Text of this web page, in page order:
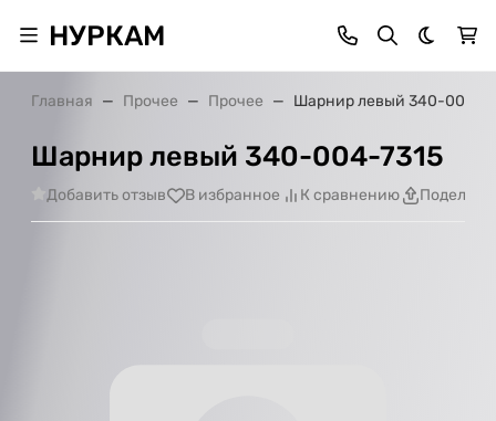
НУРКАМ Темная
Главная Прочее Прочее Шарнир левый 340-004-
Шарнир левый 340-004-7315
Добавить отзыв В избранное К сравнению